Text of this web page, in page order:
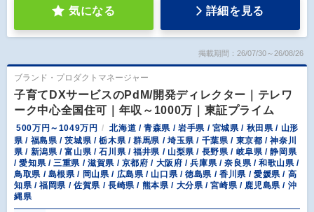
気になる 詳細を見る
掲載期間：26/07/30～26/08/26
ブランド・プロダクトマネージャー
子育てDXサービスのPdM/開発ディレクター｜テレワ
ーク中心全国住可｜年収～1000万｜東証プライム
500万円～1049万円
北海道 / 青森県 / 岩手県 / 宮城県 / 秋田県 / 山形
県 / 福島県 / 茨城県 / 栃木県 / 群馬県 / 埼玉県 / 千葉県 / 東京都 / 神奈川
県 / 新潟県 / 富山県 / 石川県 / 福井県 / 山梨県 / 長野県 / 岐阜県 / 静岡県
/ 愛知県 / 三重県 / 滋賀県 / 京都府 / 大阪府 / 兵庫県 / 奈良県 / 和歌山県 /
鳥取県 / 島根県 / 岡山県 / 広島県 / 山口県 / 徳島県 / 香川県 / 愛媛県 / 高
知県 / 福岡県 / 佐賀県 / 長崎県 / 熊本県 / 大分県 / 宮崎県 / 鹿児島県 / 沖
縄県